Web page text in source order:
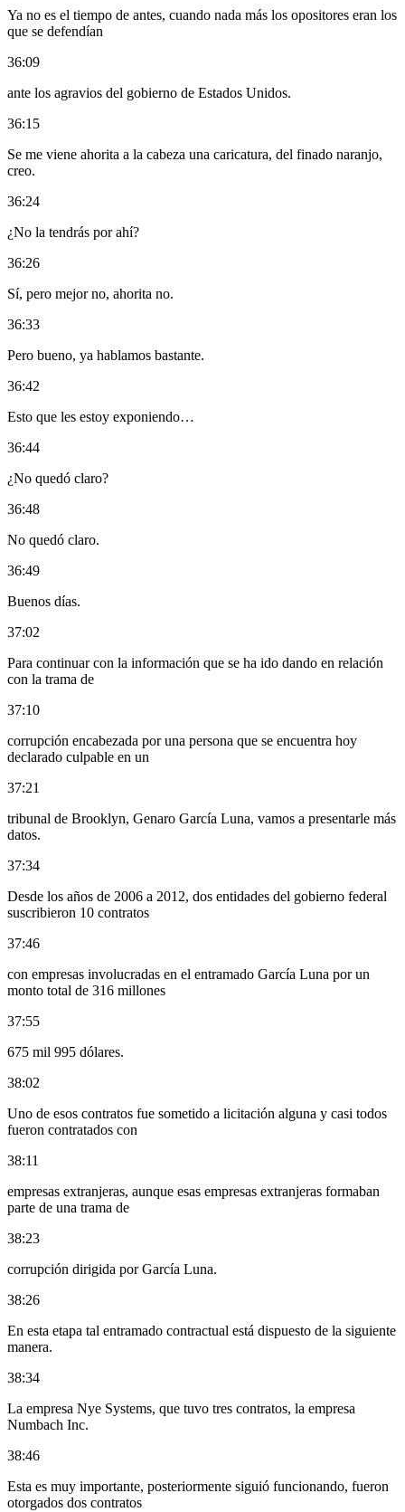
Ya no es el tiempo de antes, cuando nada más los opositores eran los
que se defendían
36:09
ante los agravios del gobierno de Estados Unidos.
36:15
Se me viene ahorita a la cabeza una caricatura, del finado naranjo,
creo.
36:24
¿No la tendrás por ahí?
36:26
Sí, pero mejor no, ahorita no.
36:33
Pero bueno, ya hablamos bastante.
36:42
Esto que les estoy exponiendo…
36:44
¿No quedó claro?
36:48
No quedó claro.
36:49
Buenos días.
37:02
Para continuar con la información que se ha ido dando en relación
con la trama de
37:10
corrupción encabezada por una persona que se encuentra hoy
declarado culpable en un
37:21
tribunal de Brooklyn, Genaro García Luna, vamos a presentarle más
datos.
37:34
Desde los años de 2006 a 2012, dos entidades del gobierno federal
suscribieron 10 contratos
37:46
con empresas involucradas en el entramado García Luna por un
monto total de 316 millones
37:55
675 mil 995 dólares.
38:02
Uno de esos contratos fue sometido a licitación alguna y casi todos
fueron contratados con
38:11
empresas extranjeras, aunque esas empresas extranjeras formaban
parte de una trama de
38:23
corrupción dirigida por García Luna.
38:26
En esta etapa tal entramado contractual está dispuesto de la siguiente
manera.
38:34
La empresa Nye Systems, que tuvo tres contratos, la empresa
Numbach Inc.
38:46
Esta es muy importante, posteriormente siguió funcionando, fueron
otorgados dos contratos